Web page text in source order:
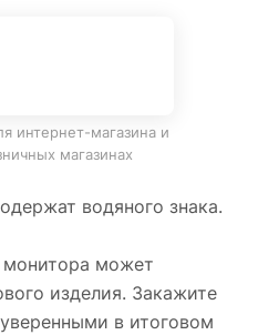
интернет-магазина и
магазинах
водяного знака.
монитора может
изделия. Закажите
в итоговом